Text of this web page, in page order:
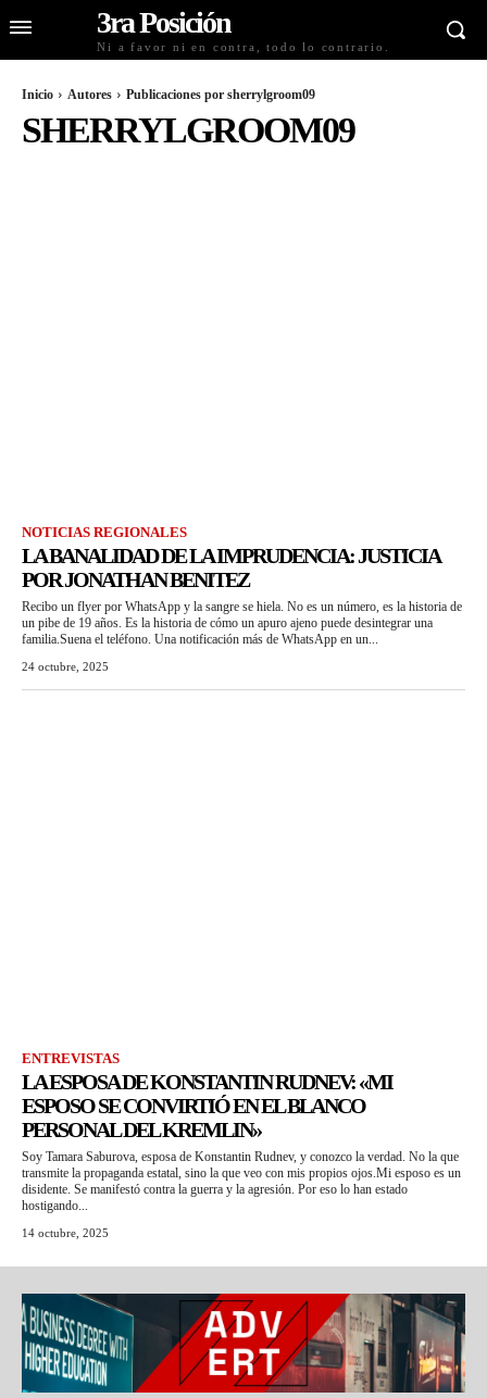
3ra Posición
Ni a favor ni en contra, todo lo contrario.
Inicio Autores Publicaciones por sherrylgroom09
SHERRYLGROOM09
NOTICIAS REGIONALES
LA BANALIDAD DE LA IMPRUDENCIA: JUSTICIA
POR JONATHAN BENITEZ
Recibo un flyer por WhatsApp y la sangre se hiela. No es un número, es la historia de
un pibe de 19 años. Es la historia de cómo un apuro ajeno puede desintegrar una
familia.Suena el teléfono. Una notificación más de WhatsApp en un...
24 octubre, 2025
ENTREVISTAS
LA ESPOSA DE KONSTANTIN RUDNEV: «MI
ESPOSO SE CONVIRTIÓ EN EL BLANCO
PERSONAL DEL KREMLIN»
Soy Tamara Saburova, esposa de Konstantin Rudnev, y conozco la verdad. No la que
transmite la propaganda estatal, sino la que veo con mis propios ojos.Mi esposo es un
disidente. Se manifestó contra la guerra y la agresión. Por eso lo han estado
hostigando...
14 octubre, 2025